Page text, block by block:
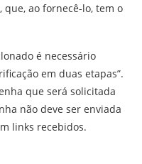
ao fornecê-lo, tem o
é necessário
em duas etapas”.
que será solicitada
não deve ser enviada
links recebidos.